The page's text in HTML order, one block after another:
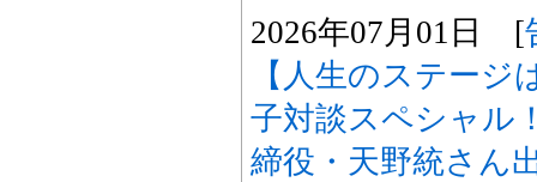
2026年07月01日 [
【人生のステー
子対談スペシャル
締役・天野統さん